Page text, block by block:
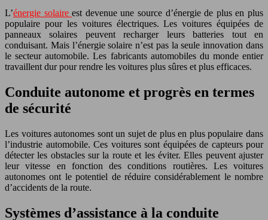
L’énergie solaireest devenue une source d’énergie de plus en plus
populaire pour les voitures électriques. Les voitures équipées de
panneaux solaires peuvent recharger leurs batteries tout en
conduisant. Mais l’énergie solaire n’est pas la seule innovation dans
le secteur automobile. Les fabricants automobiles du monde entier
travaillent dur pour rendre les voitures plus sûres et plus efficaces.
Conduite autonome et progrès en termes
de sécurité
Les voitures autonomes sont un sujet de plus en plus populaire dans
l’industrie automobile. Ces voitures sont équipées de capteurs pour
détecter les obstacles sur la route et les éviter. Elles peuvent ajuster
leur vitesse en fonction des conditions routières. Les voitures
autonomes ont le potentiel de réduire considérablement le nombre
d’accidents de la route.
Systèmes d’assistance à la conduite